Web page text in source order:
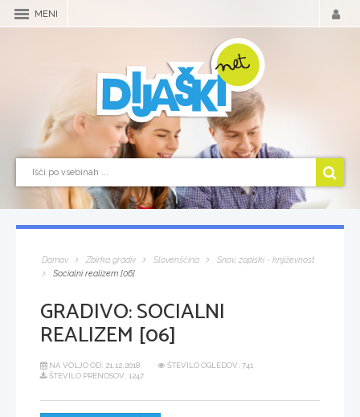
MENI
Domov Zbirka gradiv Slovenščina
Snov, zapiski - književnost
Socialni realizem [06]
GRADIVO:SOCIALNI
REALIZEM [06]
NA VOLJO OD: 21.12.2018
ŠTEVILO OGLEDOV: 741
ŠTEVILO PRENOSOV: 1247